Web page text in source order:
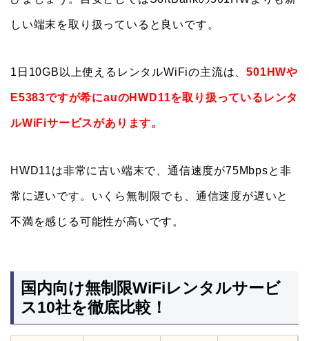
しい端末を取り扱っていると良いです。
1日10GB以上使えるレンタルWiFiの主流は、501HWや
E5383ですが希にauのHWD11を取り扱っているレンタ
ルWiFiサービスがあります。
HWD11は非常に古い端末で、通信速度が75Mbpsと非
常に遅いです。いくら無制限でも、通信速度が遅いと
不満を感じる可能性が高いです。
国内向け無制限WiFiレンタルサービ
ス10社を徹底比較！